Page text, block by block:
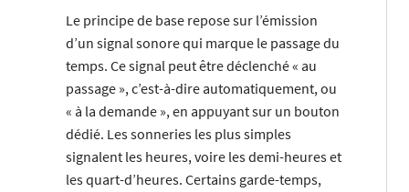
Le principe de base repose sur l’émission
d’un signal sonore qui marque le passage du
temps. Ce signal peut être déclenché « au
passage », c’est-à-dire automatiquement, ou
« à la demande », en appuyant sur un bouton
dédié. Les sonneries les plus simples
signalent les heures, voire les demi-heures et
les quart-d’heures. Certains garde-temps,